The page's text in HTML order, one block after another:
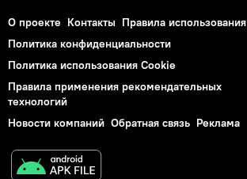
О проекте Контакты Правила использования
Политика конфиденциальности
Политика использования Cookie
Правила применения рекомендательных
технологий
Новости компаний Обратная связь Реклама